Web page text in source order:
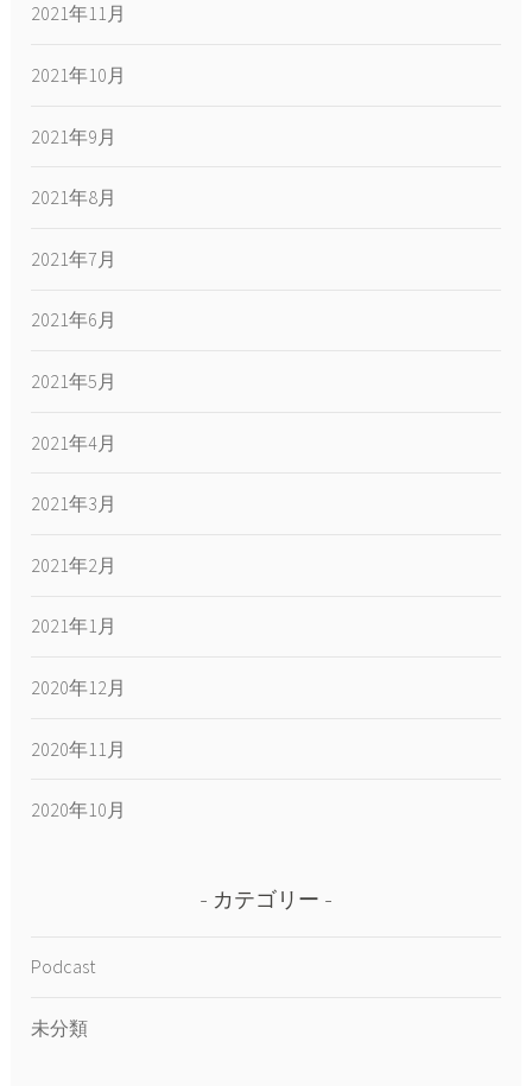
2021年11月
2021年10月
2021年9月
2021年8月
2021年7月
2021年6月
2021年5月
2021年4月
2021年3月
2021年2月
2021年1月
2020年12月
2020年11月
2020年10月
カテゴリー
Podcast
未分類